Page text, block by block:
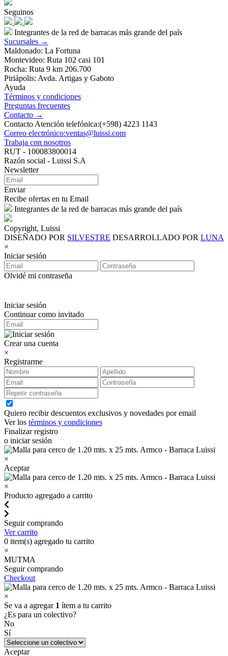
Seguinos
Integrantes de la red de barracas más grande del país
Sucursales →
Maldonado: La Fortuna
Montevideo: Ruta 102 casi 101
Rocha: Ruta 9 km 206.700
Piriápolis: Avda. Artigas y Gaboto
Ayuda
Términos y condiciones
Preguntas frecuentes
Contacto →
Contacto Atención telefónica:(+598) 4223 1143
Correo electrónico:ventas@luissi.com
Trabaja con nosotros
RUT - 100083800014
Razón social - Luissi S.A
Newsletter
Enviar
Recibe ofertas en tu Email
Integrantes de la red de barracas más grande del país
Copyright, Luissi
DISEÑADO POR SILVESTRE DESARROLLADO POR LUNA
×
Iniciar sesión
Olvidé mi contraseña
Iniciar sesión
Continuar como invitado
Crear una cuenta
×
Registrarme
Quiero recibir descuentos exclusivos y novedades por email
Ver los términos y condiciones
Finalizar registro
o iniciar sesión
×
Aceptar
×
Producto agregado a carrito
Seguir comprando
Ver carrito
0 item(s) agregado tu carrito
×
MUTMA
Seguir comprando
Checkout
×
Se va a agregar 1 ítem a tu carrito
¿Es para un colectivo?
No
Sí
Aceptar